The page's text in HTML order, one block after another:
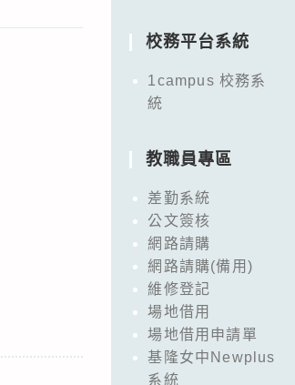
校務平台系統
1campus 校務系
統
教職員專區
差勤系統
公文簽核
網路請購
網路請購(備用)
維修登記
場地借用
場地借用申請單
基隆女中Newplus
系統